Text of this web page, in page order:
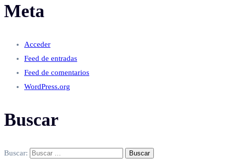
Meta
Acceder
Feed de entradas
Feed de comentarios
WordPress.org
Buscar
Buscar: